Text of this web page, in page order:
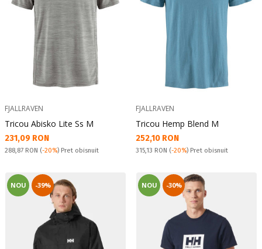
FJALLRAVEN
Tricou Abisko Lite Ss M
Текуща цена:
231,09 RON
Pret obisnuit:
288,87 RON (-20%) Pret obisnuit
FJALLRAVEN
Tricou Hemp Blend M
Текуща цена:
252,10 RON
Pret obisnuit:
315,13 RON (-20%) Pret obisnuit
NOU -39% NOU -30%